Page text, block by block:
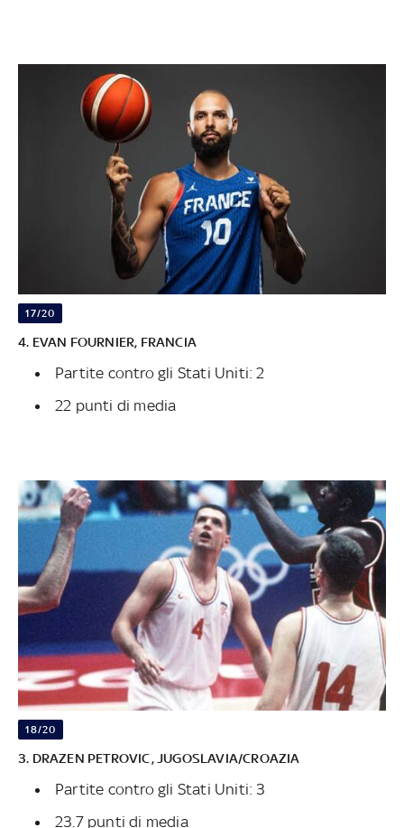
17/20
4. EVAN FOURNIER, FRANCIA
Partite contro gli Stati Uniti: 2
22 punti di media
18/20
3. DRAZEN PETROVIC, JUGOSLAVIA/CROAZIA
Partite contro gli Stati Uniti: 3
23.7 punti di media